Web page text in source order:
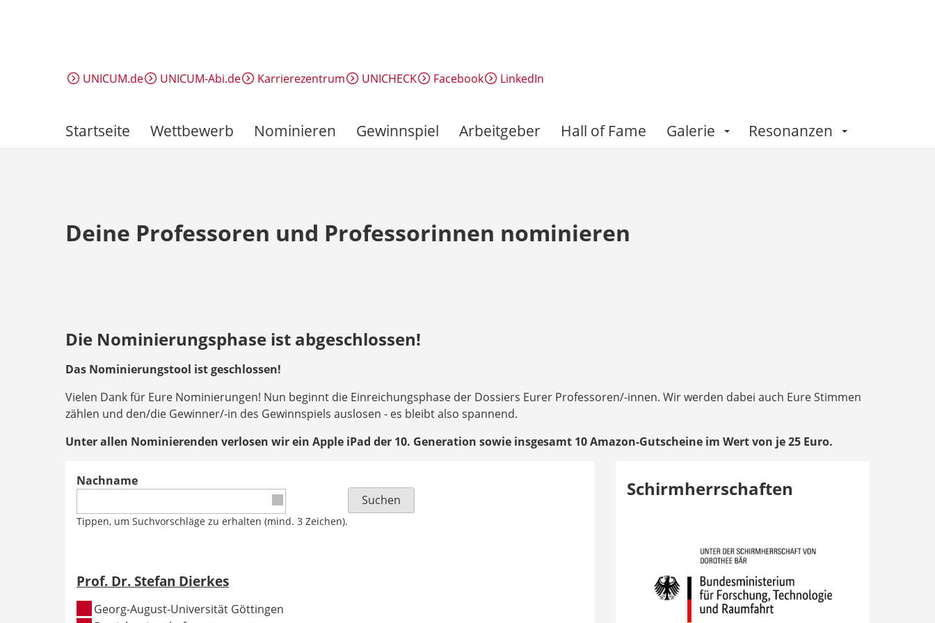
UNICUM.de UNICUM-Abi.de Karrierezentrum UNICHECK Facebook LinkedIn
Startseite Wettbewerb Nominieren Gewinnspiel Arbeitgeber Hall of Fame Galerie Resonanzen
Deine Professoren und Professorinnen nominieren
Die Nominierungsphase ist abgeschlossen!
Das Nominierungstool ist geschlossen!
Vielen Dank für Eure Nominierungen! Nun beginnt die Einreichungsphase der Dossiers Eurer Professoren/-innen. Wir werden dabei auch Eure Stimmen
zählen und den/die Gewinner/-in des Gewinnspiels auslosen - es bleibt also spannend.
Unter allen Nominierenden verlosen wir ein Apple iPad der 10. Generation sowie insgesamt 10 Amazon-Gutscheine im Wert von je 25 Euro.
Nachname
Tippen, um Suchvorschläge zu erhalten (mind. 3 Zeichen).
Prof. Dr. Stefan Dierkes
Georg-August-Universität Göttingen
Schirmherrschaften